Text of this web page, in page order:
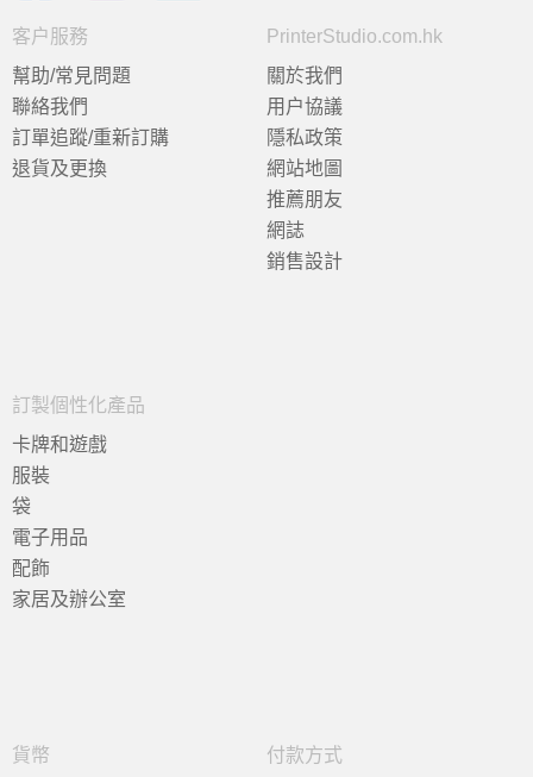
客户服務
幫助/常見問題
聯絡我們
訂單追蹤/重新訂購
退貨及更換
PrinterStudio.com.hk
關於我們
用户協議
隱私政策
網站地圖
推薦朋友
網誌
銷售設計
訂製個性化產品
卡牌和遊戲
服裝
袋
電子用品
配飾
家居及辦公室
貨幣 付款方式